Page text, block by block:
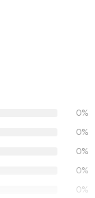
cm (l x P x H)
kg
0%
0%
0%
0%
0%